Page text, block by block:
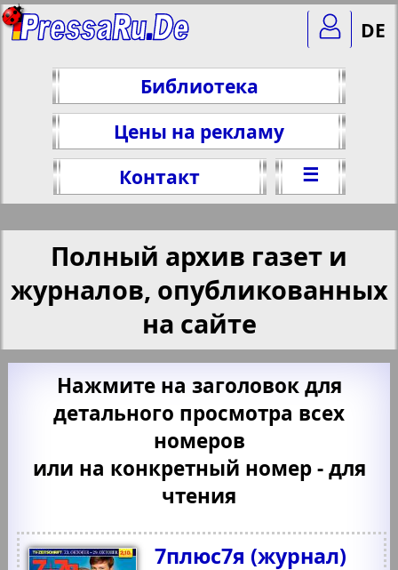
Библиотека
Цены на рекламу
Контакт
☰
DE
Полный архив газет и
журналов, опубликованных
на сайте
Нажмите на заголовок для
детального просмотра всех
номеров
или на конкретный номер - для
чтения
7плюс7я (журнал)